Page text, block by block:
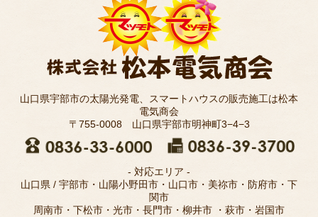
山口県宇部市の太陽光発電、スマートハウスの販売施工は松本
電気商会
〒755-0008 山口県宇部市明神町3−4−3
- 対応エリア -
山口県 / 宇部市・山陽小野田市・山口市・美祢市・防府市・下
関市
周南市・下松市・光市・長門市・柳井市 ・萩市・岩国市